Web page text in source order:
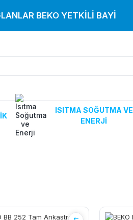
BEKO YETKİLİ BAYİ
ISITMA SOĞUTMA VE
ENERJI